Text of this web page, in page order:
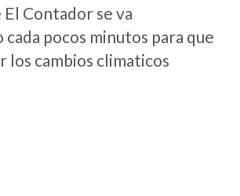
El Contador se va
cada pocos minutos para que
los cambios climaticos